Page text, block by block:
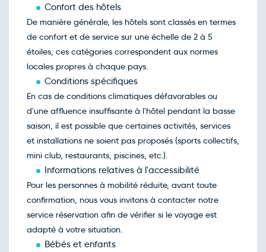
22
avril
792€/pers
Ven.
23
avril
785€/pers
Sam.
24
762€/pers
Dim.
25
avril
611€/pers
Lun.
26
avril
800€/pers
Mar.
27
785€/pers
Confort des hôtels
De manière générale, les hôtels sont classés en termes
de confort et de service sur une échelle de 2 à 5
étoiles, ces catégories correspondent aux normes
locales propres à chaque pays.
Conditions spécifiques
En cas de conditions climatiques défavorables ou
d'une affluence insuffisante à l'hôtel pendant la basse
saison, il est possible que certaines activités, services
et installations ne soient pas proposés (sports collectifs,
mini club, restaurants, piscines, etc.).
Informations relatives à l'accessibilité
Pour les personnes à mobilité réduite, avant toute
confirmation, nous vous invitons à contacter notre
service réservation afin de vérifier si le voyage est
adapté à votre situation.
Bébés et enfants